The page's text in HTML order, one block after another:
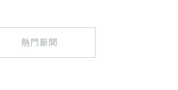
熱門新聞